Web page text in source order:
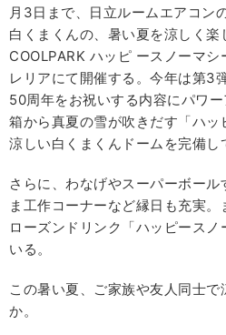
月3日まで、日立ルームエアコン
白くまくんの、暑い夏を涼しく
COOLPARK ハッピ ースノーマ
レリアにて開催する。今年は第3
50周年をお祝いする内容にパワ
箱から真夏の雪が吹きだす「ハッ
涼しい白くまくんドームを完備し
さらに、わなげやスーパーボー
ま工作コーナーなど縁日も充実
ローズンドリンク「ハッピース
いる。
この暑い夏、ご家族や友人同士で
か。